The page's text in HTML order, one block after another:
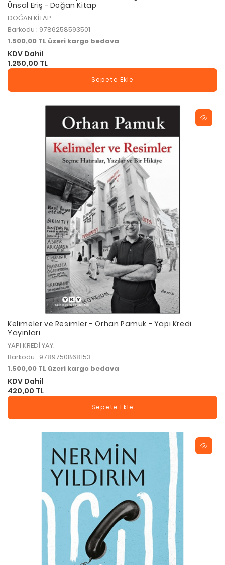
Ünsal Eriş - Doğan Kitap
DOĞAN KİTAP
Barkodu : 9786258593501
1.500,00 TL üzeri kargo bedava
KDV Dahil
1.250,00 TL
Sepete Ekle
Kelimeler ve Resimler - Orhan Pamuk - Yapı Kredi
Yayınları
YAPI KREDİ YAY.
Barkodu : 9789750868153
1.500,00 TL üzeri kargo bedava
KDV Dahil
420,00 TL
Sepete Ekle